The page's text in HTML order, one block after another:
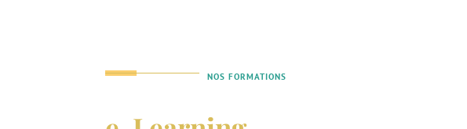
NOS FORMATIONS